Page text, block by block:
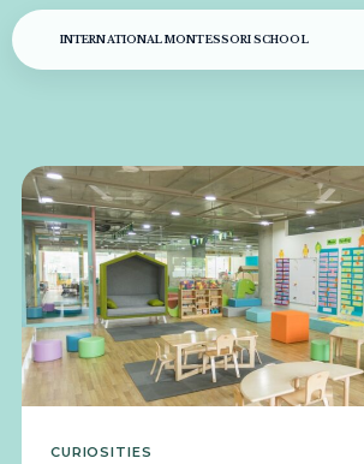
INTERNATIONAL MONTESSORI SCHOOL
CURIOSITIES